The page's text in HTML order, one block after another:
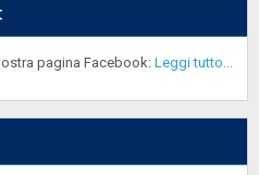
pagina Facebook: Leggi tutto...